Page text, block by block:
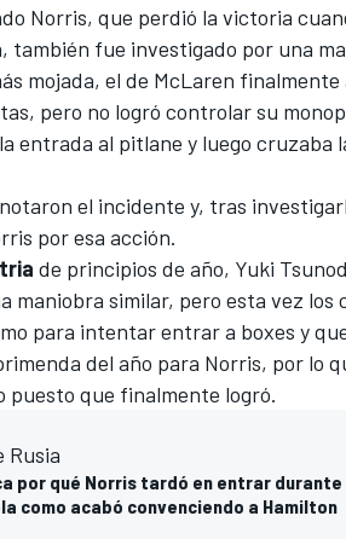
Norris, que perdió la victoria
, también fue investigado por una
mojada, el de McLaren finalmente
pero no logró controlar su
entrada al pitlane y luego cruzaba
el incidente y, tras
por esa acción.
de principios de año, Yuki
maniobra similar, pero esta vez
para intentar entrar a boxes y
del año para Norris, por lo
puesto que finalmente logró.
Rusia
por qué Norris tardó en entrar durante
como acabó convenciendo a Hamilton